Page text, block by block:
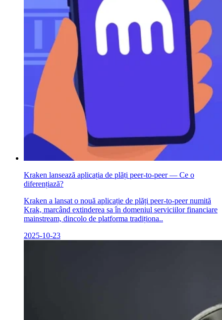
Kraken lansează aplicația de plăți peer-to-peer — Ce o
diferențiază?
Kraken a lansat o nouă aplicație de plăți peer-to-peer numită
Krak, marcând extinderea sa în domeniul serviciilor financiare
mainstream, dincolo de platforma tradiționa..
2025-10-23